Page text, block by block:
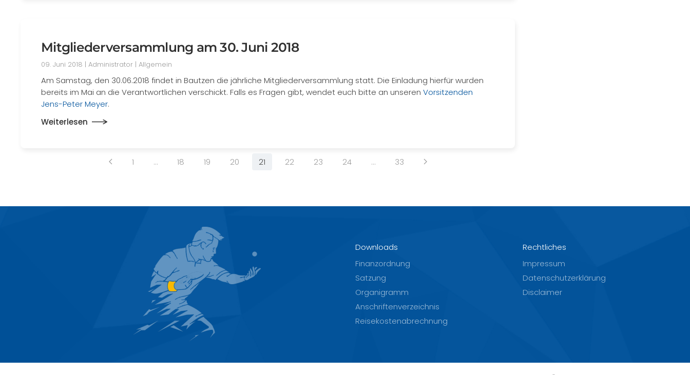
Mitgliederversammlung am 30. Juni 2018
09. Juni 2018 | Administrator | Allgemein
Am Samstag, den 30.06.2018 findet in Bautzen die jährliche Mitgliederversammlung statt. Die Einladung hierfür wurden
bereits im Mai an die Verantwortlichen verschickt. Falls es Fragen gibt, wendet euch bitte an unseren Vorsitzenden
Jens-Peter Meyer.
Weiterlesen
1 … 18 19 20 21 22 23 24 … 33
Downloads
Finanzordnung
Satzung
Organigramm
Anschriftenverzeichnis
Reisekostenabrechnung
Rechtliches
Impressum
Datenschutzerklärung
Disclaimer